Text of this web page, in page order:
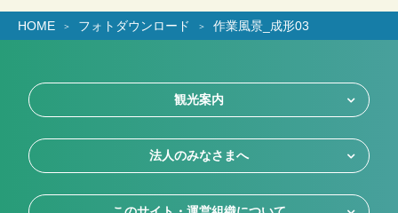
HOME フォトダウンロード 作業風景_成形03
観光案内
法人のみなさまへ